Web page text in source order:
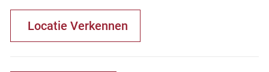
Locatie Verkennen